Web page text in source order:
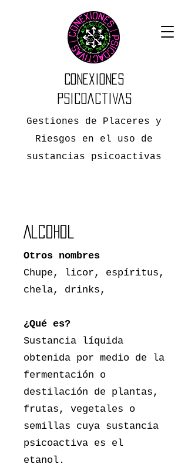
Conexiones
Psicoactivas
Gestiones de Placeres y
Riesgos en el uso de
sustancias psicoactivas
Alcohol
Otros nombres
Chupe, licor, espíritus,
chela, drinks,
¿Qué es?
Sustancia líquida
obtenida por medio de la
fermentación o
destilación de plantas,
frutas, vegetales o
semillas cuya sustancia
psicoactiva es el
etanol.